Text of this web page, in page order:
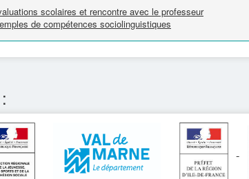
scolaires et rencontre avec le professeur
de compétences sociolinguistiques